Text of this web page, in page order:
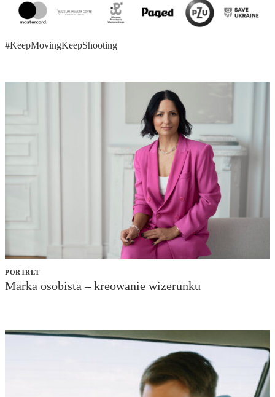
#KeepMovingKeepShooting
PORTRET
Marka osobista – kreowanie wizerunku